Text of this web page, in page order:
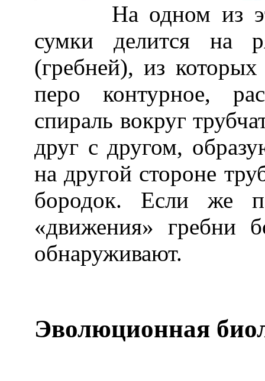
На одном из
сумки делится на
(гребней), из
перо контурное,
спираль вокруг
друг с другом,
на другой стороне
бородок. Если же
«движения» гребни
обнаруживают.
Эволюционная